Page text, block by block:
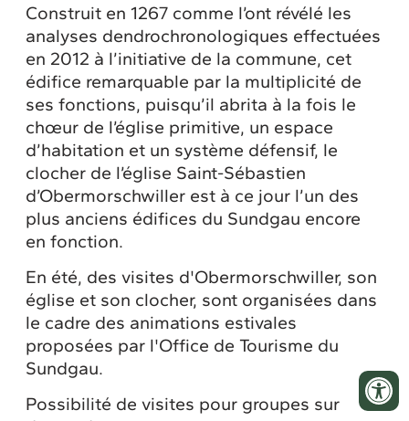
Construit en 1267 comme l’ont révélé les
analyses dendrochronologiques effectuées
en 2012 à l’initiative de la commune, cet
édifice remarquable par la multiplicité de
ses fonctions, puisqu’il abrita à la fois le
chœur de l’église primitive, un espace
d’habitation et un système défensif, le
clocher de l’église Saint-Sébastien
d’Obermorschwiller est à ce jour l’un des
plus anciens édifices du Sundgau encore
en fonction.
En été, des visites d'Obermorschwiller, son
église et son clocher, sont organisées dans
le cadre des animations estivales
proposées par l'Office de Tourisme du
Sundgau.
Possibilité de visites pour groupes sur